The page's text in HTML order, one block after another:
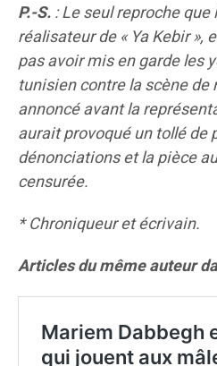
P.-S.: Le seul reproche que
réalisateur de « Ya Kebir »,
pas avoir mis en garde les
tunisien contre la scène de
annoncé avant la
aurait provoqué un tollé de
dénonciations et la pièce
censurée.
* Chroniqueur et écrivain.
Articles du même auteur